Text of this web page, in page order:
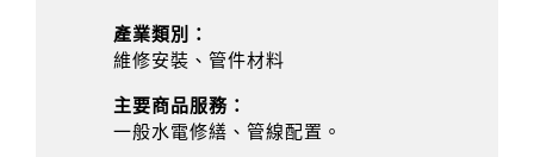
產業類別：
維修安裝、管件材料
主要商品服務：
一般水電修繕、管線配置。